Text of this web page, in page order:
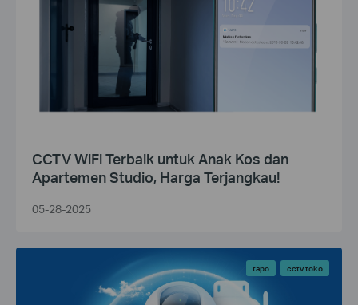
CCTV WiFi Terbaik untuk Anak Kos dan
Apartemen Studio, Harga Terjangkau!
05-28-2025
tapo cctv toko